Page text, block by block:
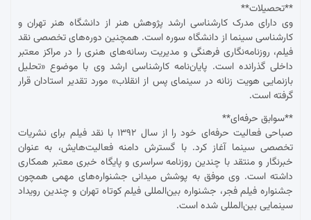
**تحصیلات**
وی دارای مدرک کارشناسی ارشد پژوهش هنر از دانشگاه هنر تهران و
کارشناسی سینما از دانشگاه سوره است. همچنین دوره‌های تخصصی نقد
فیلم، روزنامه‌نگاری فرهنگی و مدیریت رسانه‌های هنری را در مراکز معتبر
داخلی گذرانده است. پایان‌نامه کارشناسی ارشد وی با موضوع «تحلیل
بازنمایی هویت زنانه در سینمای پس از انقلاب» مورد تقدیر استادان قرار
گرفته است.
**سوابق حرفه‌ای**
صباحی فعالیت حرفه‌ای خود را از سال ۱۳۹۲ با نقد فیلم برای نشریات
تخصصی سینما آغاز کرد. با گسترش دامنه فعالیت‌هایش، به عنوان
خبرنگار و منتقد با چندین روزنامه سراسری و پایگاه خبری معتبر همکاری
داشته است. وی موفق به پوشش میدانی جشنواره‌های مهمی همچون
جشنواره فیلم فجر، جشنواره بین‌المللی فیلم کوتاه تهران و چندین رویداد
سینمایی بین‌المللی شده است.